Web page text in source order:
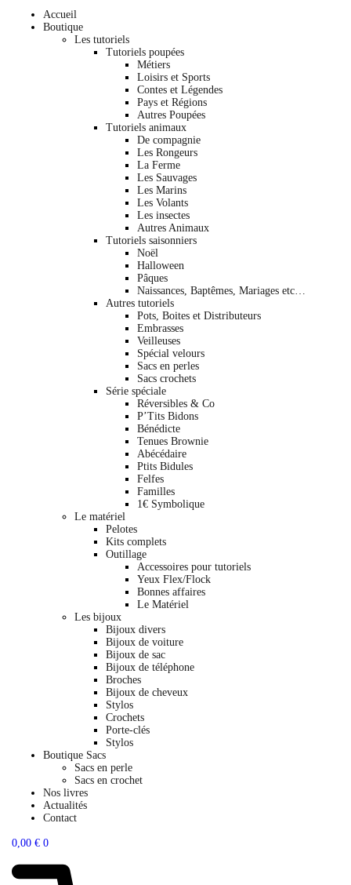
Accueil
Boutique
Les tutoriels
Tutoriels poupées
Métiers
Loisirs et Sports
Contes et Légendes
Pays et Régions
Autres Poupées
Tutoriels animaux
De compagnie
Les Rongeurs
La Ferme
Les Sauvages
Les Marins
Les Volants
Les insectes
Autres Animaux
Tutoriels saisonniers
Noël
Halloween
Pâques
Naissances, Baptêmes, Mariages etc…
Autres tutoriels
Pots, Boites et Distributeurs
Embrasses
Veilleuses
Spécial velours
Sacs en perles
Sacs crochets
Série spéciale
Réversibles & Co
P’Tits Bidons
Bénédicte
Tenues Brownie
Abécédaire
Ptits Bidules
Felfes
Familles
1€ Symbolique
Le matériel
Pelotes
Kits complets
Outillage
Accessoires pour tutoriels
Yeux Flex/Flock
Bonnes affaires
Le Matériel
Les bijoux
Bijoux divers
Bijoux de voiture
Bijoux de sac
Bijoux de téléphone
Broches
Bijoux de cheveux
Stylos
Crochets
Porte-clés
Stylos
Boutique Sacs
Sacs en perle
Sacs en crochet
Nos livres
Actualités
Contact
0,00 € 0